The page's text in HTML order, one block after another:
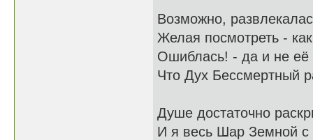
Возможно,
Желая посмотреть -
Ошиблась! - да и не её
Что Дух Бессмертный
Душе достаточно
И я весь Шар Земной с